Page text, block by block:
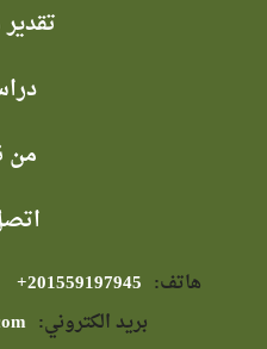
من
هاتف:
بريد الكتروني: info.afaip@gmail.com